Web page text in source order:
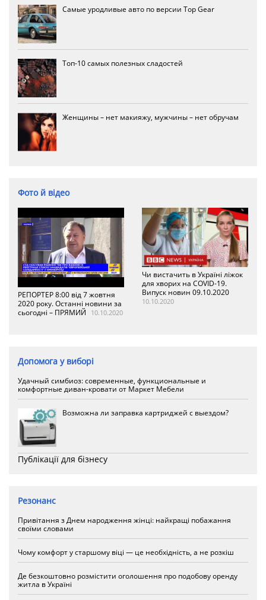
Самые уродливые авто по версии Top Gear
Топ-10 самых полезных сладостей
Женщины – нет макияжу, мужчины – нет обручам
Фото й відео
РЕПОРТЕР 8:00 від 7 жовтня
2020 року. Останні новини за
сьогодні – ПРЯМИЙ
10.10.2020
Чи вистачить в Україні ліжок
для хворих на COVID-19.
Випуск новин 09.10.2020
10.10.2020
Допомога у виборі
Удачный симбиоз: современные, функциональные и
комфортные диван-кровати от Маркет Мебели
Возможна ли заправка картриджей с выездом?
Публікації для бізнесу
Резонанс
Привітання з Днем народження жінці: найкращі побажання
своїми словами
Чому комфорт у старшому віці — це необхідність, а не розкіш
Де безкоштовно розмістити оголошення про подобову оренду
житла в Україні